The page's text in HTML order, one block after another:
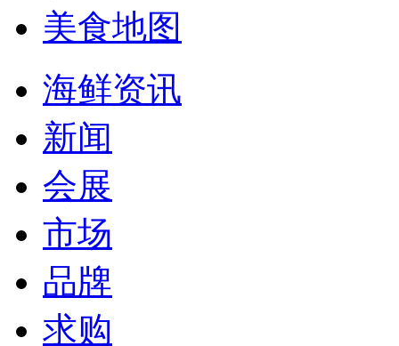
美食地图
海鲜资讯
新闻
会展
市场
品牌
求购